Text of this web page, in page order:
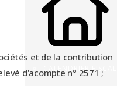
CALENDRIER FISCAL
et de la contribution
d'acompte n° 2571 ;